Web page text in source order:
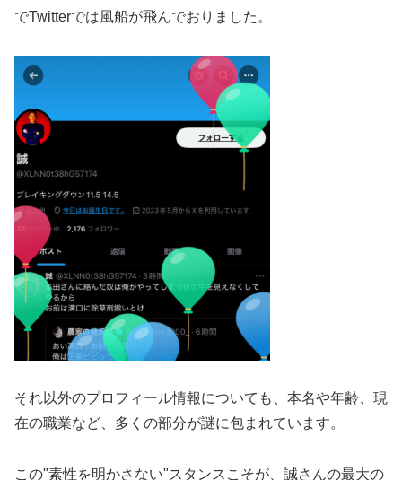
でTwitterでは風船が飛んでおりました。
それ以外のプロフィール情報についても、本名や年齢、現
在の職業など、多くの部分が謎に包まれています。
この"素性を明かさない"スタンスこそが、誠さんの最大の